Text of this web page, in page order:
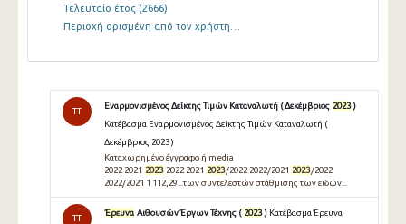
Τελευταίο έτος (2666)
Περιοχή ορισμένη από τον χρήστη…
TT
Εναρμονισμένος Δείκτης Τιμών Καταναλωτή ( Δεκέμβριος 2023)
Κατέβασμα Εναρμονισμένος Δείκτης Τιμών Καταναλωτή (
Δεκέμβριος 2023 )
Καταχωρημένο έγγραφο ή media
2022 2021 20232022 2021 2023/2022 2022/2021 2023/2022
2022/2021 1 112,29...των συντελεστών στάθμισης των ειδών...
TT
Έρευνα Αιθουσών Έργων Τέχνης ( 2023) Κατέβασμα Έρευνα